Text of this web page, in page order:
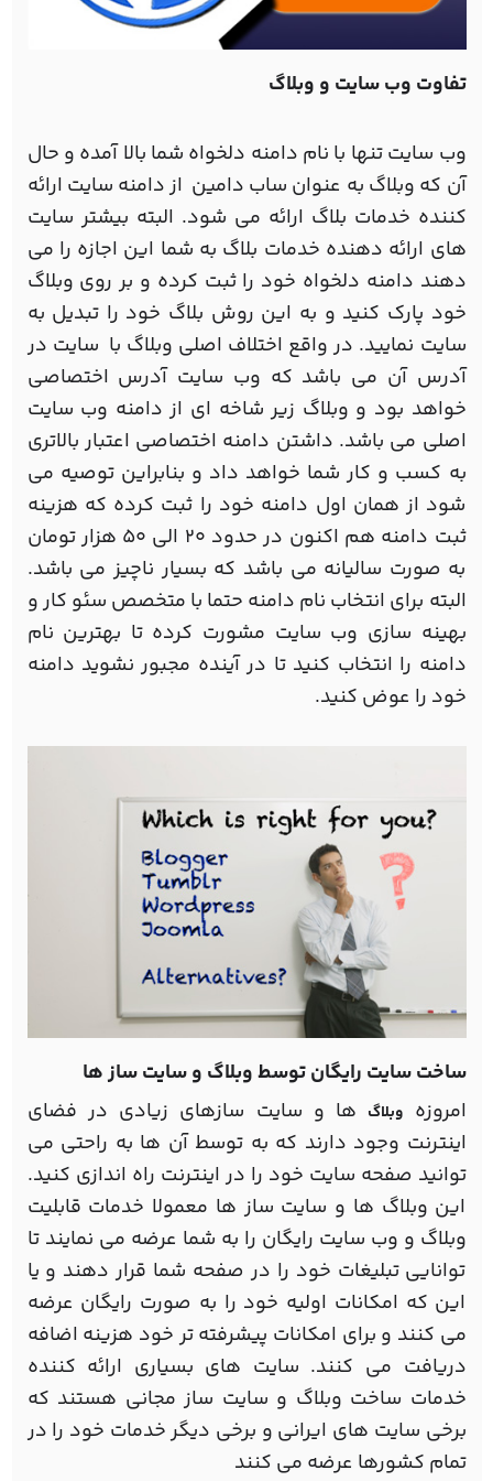
تفاوت وب سایت و وبلاگ
وب سایت تنها با نام دامنه دلخواه شما بالا آمده و حال
آن که وبلاگ به عنوان ساب دامین از دامنه سایت ارائه
کننده خدمات بلاگ ارائه می شود. البته بیشتر سایت
های ارائه دهنده خدمات بلاگ به شما این اجازه را می
دهند دامنه دلخواه خود را ثبت کرده و بر روی وبلاگ
خود پارک کنید و به این روش بلاگ خود را تبدیل به
سایت نمایید. در واقع اختلاف اصلی وبلاگ با سایت در
آدرس آن می باشد که وب سایت آدرس اختصاصی
خواهد بود و وبلاگ زیر شاخه ای از دامنه وب سایت
اصلی می باشد. داشتن دامنه اختصاصی اعتبار بالاتری
به کسب و کار شما خواهد داد و بنابراین توصیه می
شود از همان اول دامنه خود را ثبت کرده که هزینه
ثبت دامنه هم اکنون در حدود 20 الی 50 هزار تومان
به صورت سالیانه می باشد که بسیار ناچیز می باشد.
البته برای انتخاب نام دامنه حتما با متخصص سئو کار و
بهینه سازی وب سایت مشورت کرده تا بهترین نام
دامنه را انتخاب کنید تا در آینده مجبور نشوید دامنه
خود را عوض کنید.
ساخت سایت رایگان توسط وبلاگ و سایت ساز ها
امروزه وبلاگ ها و سایت سازهای زیادی در فضای
اینترنت وجود دارند که به توسط آن ها به راحتی می
توانید صفحه سایت خود را در اینترنت راه اندازی کنید.
این وبلاگ ها و سایت ساز ها معمولا خدمات قابلیت
وبلاگ و وب سایت رایگان را به شما عرضه می نمایند تا
توانایی تبلیغات خود را در صفحه شما قرار دهند و یا
این که امکانات اولیه خود را به صورت رایگان عرضه
می کنند و برای امکانات پیشرفته تر خود هزینه اضافه
دریافت می کنند. سایت های بسیاری ارائه کننده
خدمات ساخت وبلاگ و سایت ساز مجانی هستند که
برخی سایت های ایرانی و برخی دیگر خدمات خود را در
تمام کشورها عرضه می کنند